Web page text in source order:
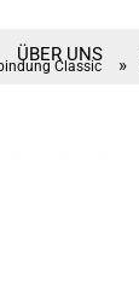
ÜBER UNS
Classic »